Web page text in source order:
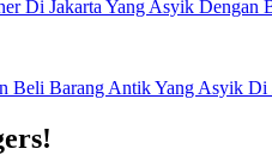
Di Jakarta Yang Asyik Dengan
Beli Barang Antik Yang Asyik Di